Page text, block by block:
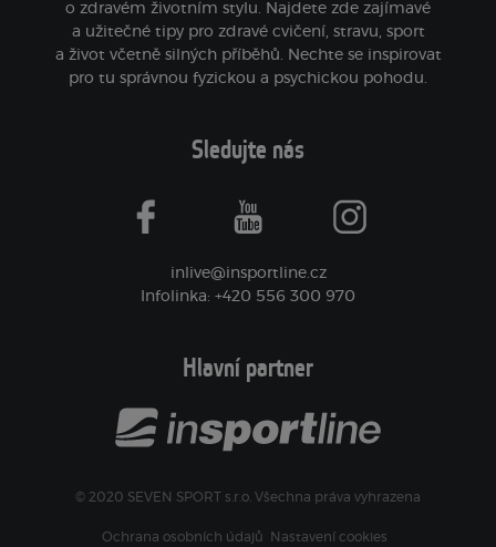
o zdravém životním stylu. Najdete zde zajímavé
a užitečné tipy pro zdravé cvičení, stravu, sport
a život včetně silných příběhů. Nechte se inspirovat
pro tu správnou fyzickou a psychickou pohodu.
Sledujte nás
facebook youtube instagram
inlive@insportline.cz
Infolinka: +420 556 300 970
Hlavní partner
© 2020 SEVEN SPORT s.r.o. Všechna práva vyhrazena
Ochrana osobních údajů Nastavení cookies